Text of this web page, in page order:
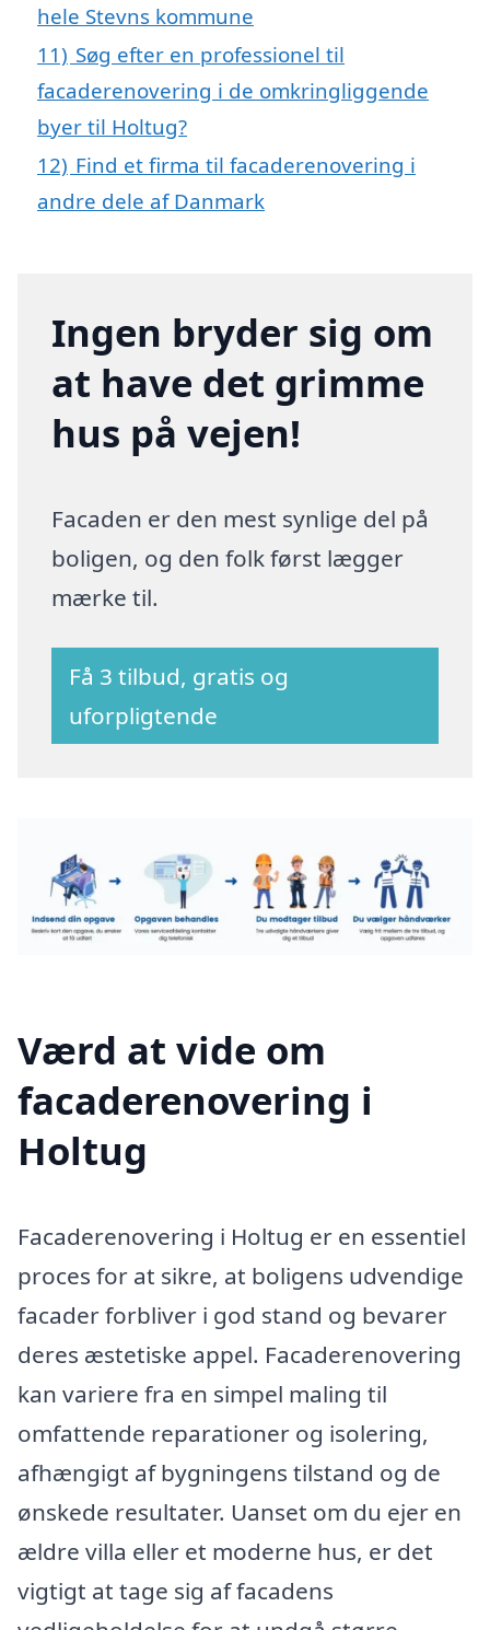
hele Stevns kommune
11) Søg efter en professionel til
facaderenovering i de omkringliggende
byer til Holtug?
12) Find et firma til facaderenovering i
andre dele af Danmark
Ingen bryder sig om
at have det grimme
hus på vejen!
Facaden er den mest synlige del på
boligen, og den folk først lægger
mærke til.
Få 3 tilbud, gratis og
uforpligtende
Værd at vide om
facaderenovering i
Holtug
Facaderenovering i Holtug er en essentiel
proces for at sikre, at boligens udvendige
facader forbliver i god stand og bevarer
deres æstetiske appel. Facaderenovering
kan variere fra en simpel maling til
omfattende reparationer og isolering,
afhængigt af bygningens tilstand og de
ønskede resultater. Uanset om du ejer en
ældre villa eller et moderne hus, er det
vigtigt at tage sig af facadens